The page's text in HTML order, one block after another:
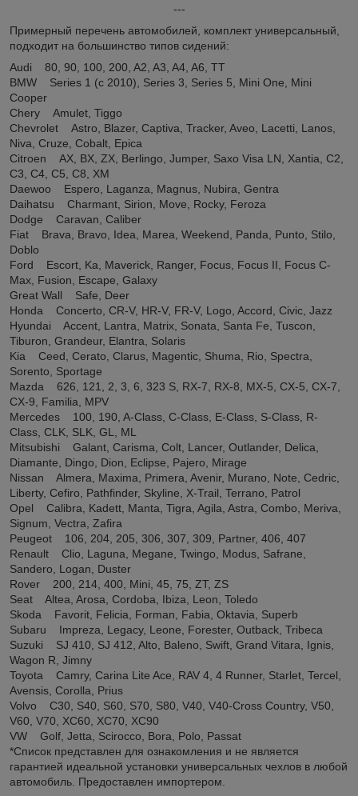
---
Примерный перечень автомобилей, комплект универсальный,
подходит на большинство типов сидений:
Audi 80, 90, 100, 200, A2, A3, A4, A6, TT
BMW Series 1 (с 2010), Series 3, Series 5, Mini One, Mini
Cooper
Chery Amulet, Tiggo
Chevrolet Astro, Blazer, Captiva, Tracker, Aveo, Lacetti, Lanos,
Niva, Cruze, Cobalt, Epica
Citroen AX, BX, ZX, Berlingo, Jumper, Saxo Visa LN, Xantia, C2,
C3, C4, C5, C8, XM
Daewoo Espero, Laganza, Magnus, Nubira, Gentra
Daihatsu Charmant, Sirion, Move, Rocky, Feroza
Dodge Caravan, Caliber
Fiat Brava, Bravo, Idea, Marea, Weekend, Panda, Punto, Stilo,
Doblo
Ford Escort, Ka, Maverick, Ranger, Focus, Focus II, Focus C-
Max, Fusion, Escape, Galaxy
Great Wall Safe, Deer
Honda Concerto, CR-V, HR-V, FR-V, Logo, Accord, Civic, Jazz
Hyundai Accent, Lantra, Matrix, Sonata, Santa Fe, Tuscon,
Tiburon, Grandeur, Elantra, Solaris
Kia Ceed, Cerato, Clarus, Magentic, Shuma, Rio, Spectra,
Sorento, Sportage
Mazda 626, 121, 2, 3, 6, 323 S, RX-7, RX-8, MX-5, CX-5, CX-7,
CX-9, Familia, MPV
Mercedes 100, 190, A-Class, C-Class, E-Class, S-Class, R-
Class, CLK, SLK, GL, ML
Mitsubishi Galant, Carisma, Colt, Lancer, Outlander, Delica,
Diamante, Dingo, Dion, Eclipse, Pajero, Mirage
Nissan Almera, Maxima, Primera, Avenir, Murano, Note, Cedric,
Liberty, Cefiro, Pathfinder, Skyline, X-Trail, Terrano, Patrol
Opel Calibra, Kadett, Manta, Tigra, Agila, Astra, Combo, Meriva,
Signum, Vectra, Zafira
Peugeot 106, 204, 205, 306, 307, 309, Partner, 406, 407
Renault Clio, Laguna, Megane, Twingo, Modus, Safrane,
Sandero, Logan, Duster
Rover 200, 214, 400, Mini, 45, 75, ZT, ZS
Seat Altea, Arosa, Cordoba, Ibiza, Leon, Toledo
Skoda Favorit, Felicia, Forman, Fabia, Oktavia, Superb
Subaru Impreza, Legacy, Leone, Forester, Outback, Tribeca
Suzuki SJ 410, SJ 412, Alto, Baleno, Swift, Grand Vitara, Ignis,
Wagon R, Jimny
Toyota Camry, Carina Lite Ace, RAV 4, 4 Runner, Starlet, Tercel,
Avensis, Corolla, Prius
Volvo C30, S40, S60, S70, S80, V40, V40-Cross Country, V50,
V60, V70, XC60, XC70, XC90
VW Golf, Jetta, Scirocco, Bora, Polo, Passat
*Список представлен для ознакомления и не является
гарантией идеальной установки универсальных чехлов в любой
автомобиль. Предоставлен импортером.